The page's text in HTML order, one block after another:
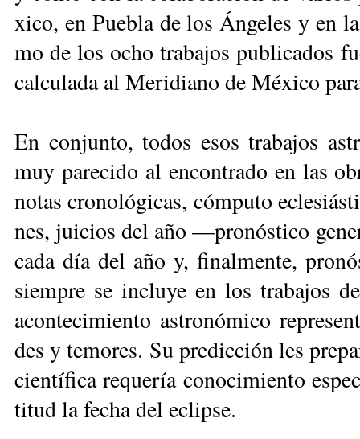
xi­co, en Pue­bla de los Án­ge­les y en
mo de los ocho tra­ba­jos pu­bli­ca­dos
cal­cu­la­da al Me­ri­dia­no de Mé­xi­co
En con­jun­to, to­dos esos tra­ba­jos
muy pa­re­ci­do al en­con­tra­do en las
no­tas cro­no­ló­gi­cas, cóm­pu­to
nes, jui­cios del año —pro­nós­ti­co
ca­da día del año y, fi­nal­men­te,
siem­pre se in­clu­ye en los tra­ba­jos
acon­te­ci­mien­to as­tro­nó­mi­co
des y te­mo­res. Su pre­dic­ción les
cien­tí­fi­ca re­que­ría co­no­ci­mien­to
ti­tud la fe­cha del eclip­se.